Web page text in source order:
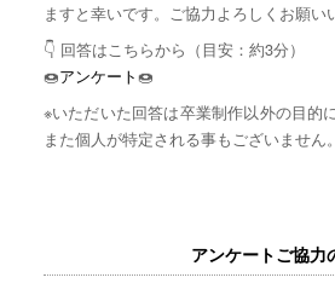
ますと幸いです。ご協力よろしくお願い
👇 回答はこちらから（目安：約3分）
🍩アンケート🍩
※いただいた回答は卒業制作以外の目的
また個人が特定される事もございません。
アンケートご協